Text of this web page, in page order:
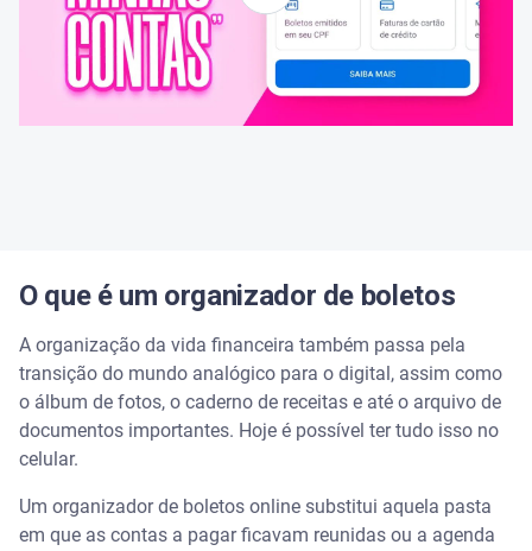
O que é um organizador de boletos
A organização da vida financeira também passa pela
transição do mundo analógico para o digital, assim como
o álbum de fotos, o caderno de receitas e até o arquivo de
documentos importantes. Hoje é possível ter tudo isso no
celular.
Um organizador de boletos online substitui aquela pasta
em que as contas a pagar ficavam reunidas ou a agenda